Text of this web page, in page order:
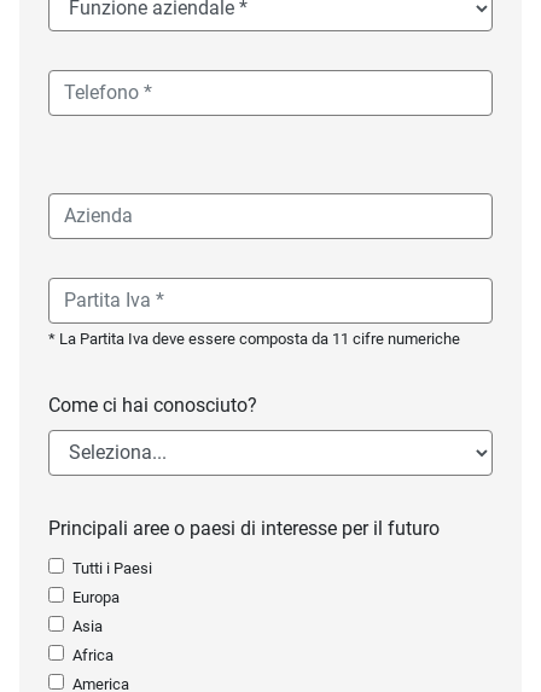
* La Partita Iva deve essere composta da 11 cifre numeriche
Come ci hai conosciuto?
Principali aree o paesi di interesse per il futuro
Tutti i Paesi
Europa
Asia
Africa
America